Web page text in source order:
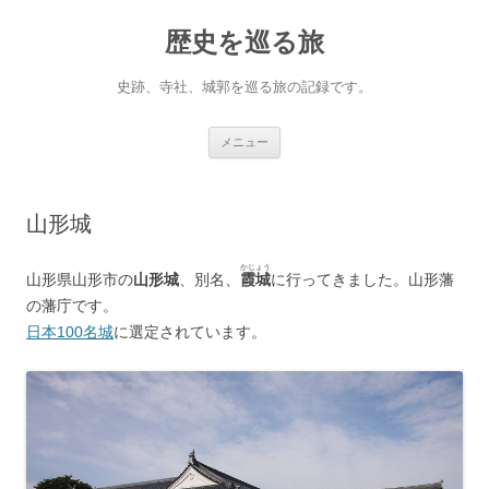
歴史を巡る旅
史跡、寺社、城郭を巡る旅の記録です。
メニュー
山形城
山形県山形市の山形城 、別名、 霞城
かじょう
に行ってきました。山形藩
の藩庁です。
日本100名城に選定されています。